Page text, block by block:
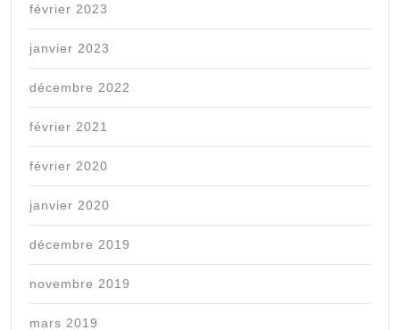
février 2023
janvier 2023
décembre 2022
février 2021
février 2020
janvier 2020
décembre 2019
novembre 2019
mars 2019